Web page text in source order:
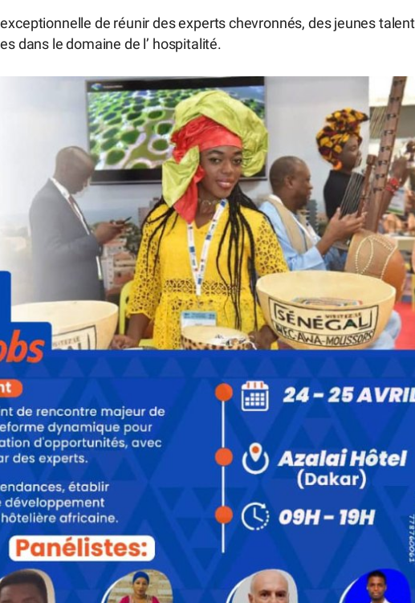
de réunir des experts chevronnés, des jeunes
dans le domaine de l’ hospitalité.